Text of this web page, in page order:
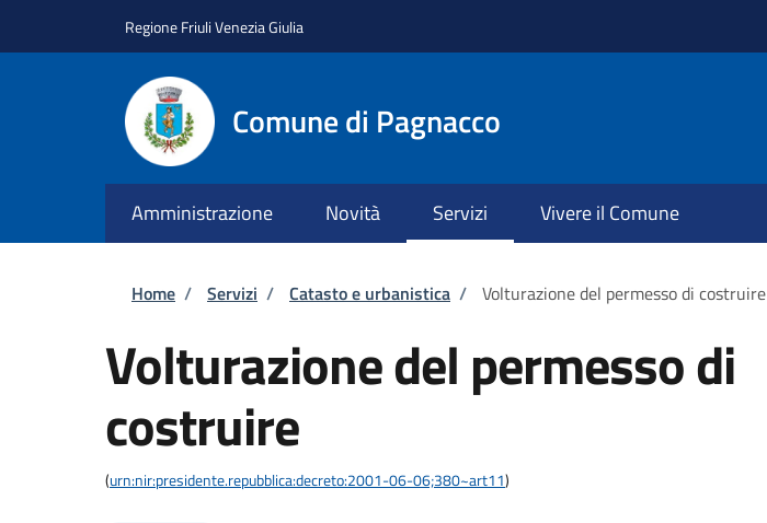
Regione Friuli Venezia Giulia
Comune di Pagnacco
Amministrazione Novità Servizi Vivere il Comune
Briciole di pane
Home / Servizi / Catasto e urbanistica / Volturazione del permesso di costruire
Volturazione del permesso di
costruire
(urn:nir:presidente.repubblica:decreto:2001-06-06;380~art11)